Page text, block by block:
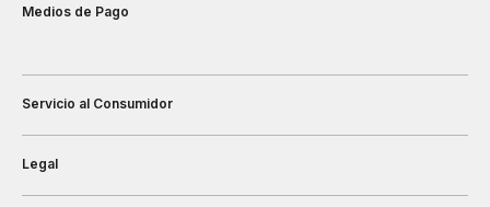
Medios de Pago
Servicio al Consumidor
Legal